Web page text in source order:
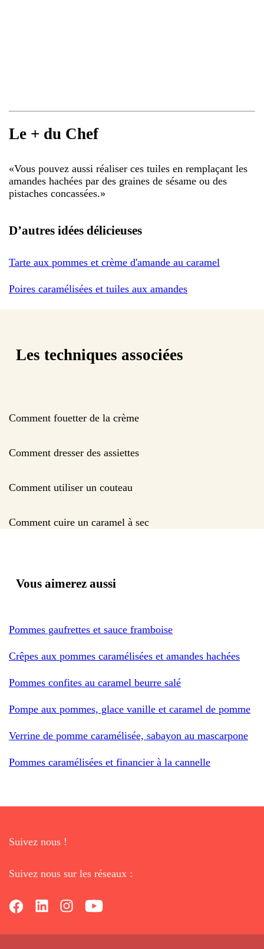
Le + du Chef
«Vous pouvez aussi réaliser ces tuiles en remplaçant les
amandes hachées par des graines de sésame ou des
pistaches concassées.»
D’autres idées délicieuses
Tarte aux pommes et crème d'amande au caramel
Poires caramélisées et tuiles aux amandes
Les techniques associées
Comment fouetter de la crème
Comment dresser des assiettes
Comment utiliser un couteau
Comment cuire un caramel à sec
Vous aimerez aussi
Pommes gaufrettes et sauce framboise
Crêpes aux pommes caramélisées et amandes hachées
Pommes confites au caramel beurre salé
Pompe aux pommes, glace vanille et caramel de pomme
Verrine de pomme caramélisée, sabayon au mascarpone
Pommes caramélisées et financier à la cannelle
Suivez nous !
Suivez nous sur les réseaux :